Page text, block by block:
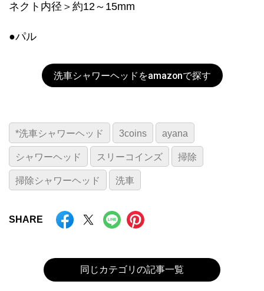
ネクト内径＞約12～15mm
●パル
洗車シャワーヘッドをamazonで探す
*洗車シャワーヘッド 3coins ayana
シャワーヘッド スリーコインズ 掃除
掃除シャワーヘッド 洗車
SHARE
同じカテゴリの記事一覧